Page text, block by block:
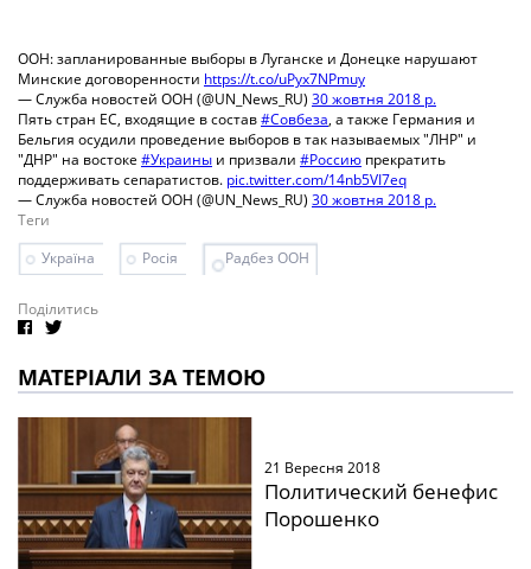
ООН: запланированные выборы в Луганске и Донецке нарушают
Минские договоренности https://t.co/uPyx7NPmuy
— Служба новостей ООН (@UN_News_RU) 30 жовтня 2018 р.
Пять стран ЕС, входящие в состав#Совбеза, а также Германия и
Бельгия осудили проведение выборов в так называемых "ЛНР" и
"ДНР" на востоке #Украины и призвали #Россию прекратить
поддерживать сепаратистов. pic.twitter.com/14nb5VI7eq
— Служба новостей ООН (@UN_News_RU) 30 жовтня 2018 р.
Теги
Україна
Росія Радбез ООН
Поділитись
МАТЕРІАЛИ ЗА ТЕМОЮ
21 Вересня 2018
Политический бенефис
Порошенко